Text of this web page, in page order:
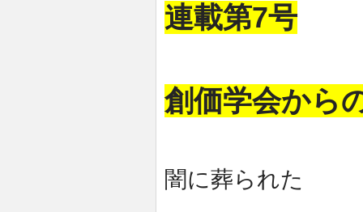
連載第7号
創価学会から
闇に葬られた